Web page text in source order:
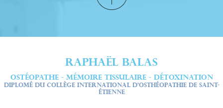
RAPHAËL BALAS
OSTÉOPATHE - MÉMOIRE TISSULAIRE - DÉTOXINATION
DIPLOMÉ DU COLLÈGE INTERNATIONAL D’OSTHÉOPATHIE DE SAINT-
ÉTIENNE